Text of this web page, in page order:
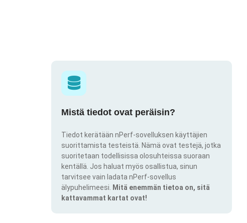
Mistä tiedot ovat peräisin?
Tiedot kerätään nPerf-sovelluksen käyttäjien
suorittamista testeistä. Nämä ovat testejä, jotka
suoritetaan todellisissa olosuhteissa suoraan
kentällä. Jos haluat myös osallistua, sinun
tarvitsee vain ladata nPerf-sovellus
älypuhelimeesi.
Mitä enemmän tietoa on, sitä
kattavammat kartat ovat!